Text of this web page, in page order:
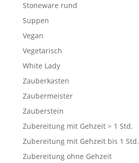
Stoneware rund
Suppen
Vegan
Vegetarisch
White Lady
Zauberkasten
Zaubermeister
Zauberstein
Zubereitung mit Gehzeit > 1 Std.
Zubereitung mit Gehzeit bis 1 Std.
Zubereitung ohne Gehzeit